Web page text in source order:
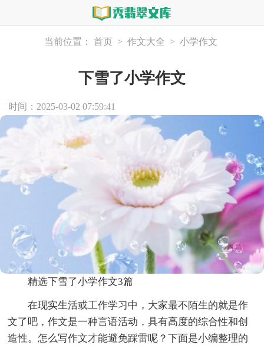
当前位置： 首页 > 作文大全 > 小学作文
下雪了小学作文
时间：2025-03-02 07:59:41
精选下雪了小学作文3篇
在现实生活或工作学习中，大家最不陌生的就是作
文了吧，作文是一种言语活动，具有高度的综合性和创
造性。怎么写作文才能避免踩雷呢？下面是小编整理的